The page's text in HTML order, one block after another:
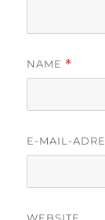
NAME *
E-MAIL-